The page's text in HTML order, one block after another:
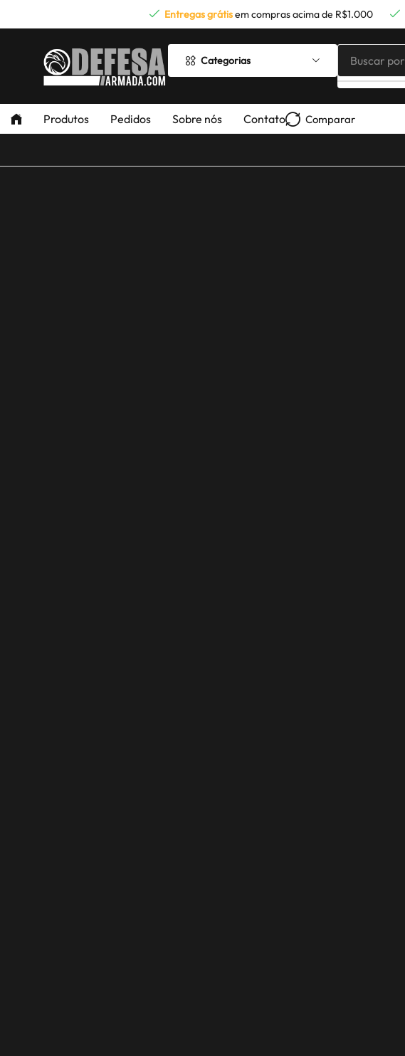
Entregas grátisem compras acima de R$1.000
Categorias Buscar por
Produtos Pedidos Sobre nós Contato Comparar